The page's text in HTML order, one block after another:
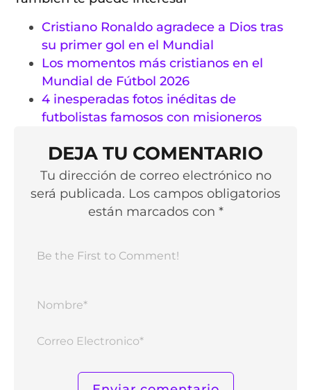
Cristiano Ronaldo agradece a Dios tras
su primer gol en el Mundial
Los momentos más cristianos en el
Mundial de Fútbol 2026
4 inesperadas fotos inéditas de
futbolistas famosos con misioneros
DEJA TU COMENTARIO
Tu dirección de correo electrónico no
será publicada. Los campos obligatorios
están marcados con *